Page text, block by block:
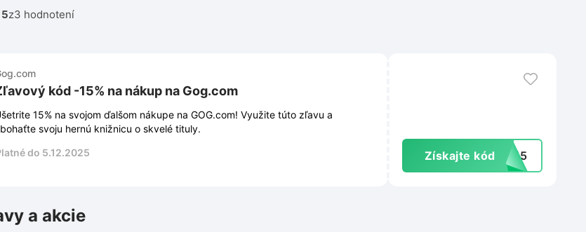
5z3 hodnotení
kód -15% na nákup na Gog.com
15% na svojom ďalšom nákupe na GOG.com! Využite túto zľavu a
svoju hernú knižnicu o skvelé tituly.
do 5.12.2025
Získajte kód OG15
a akcie